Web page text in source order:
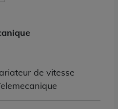
de vitesse